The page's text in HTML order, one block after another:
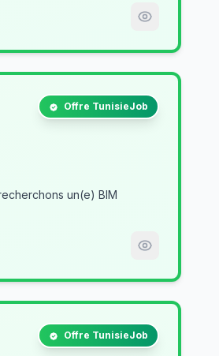
Offre TunisieJob
Offre TunisieJob